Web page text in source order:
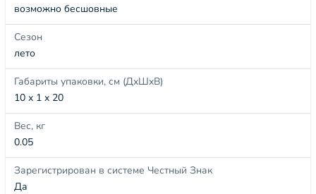
возможно бесшовные
Сезон
лето
Габариты упаковки, см (ДхШхВ)
10 x 1 x 20
Вес, кг
0.05
Зарегистрирован в системе Честный Знак
Да